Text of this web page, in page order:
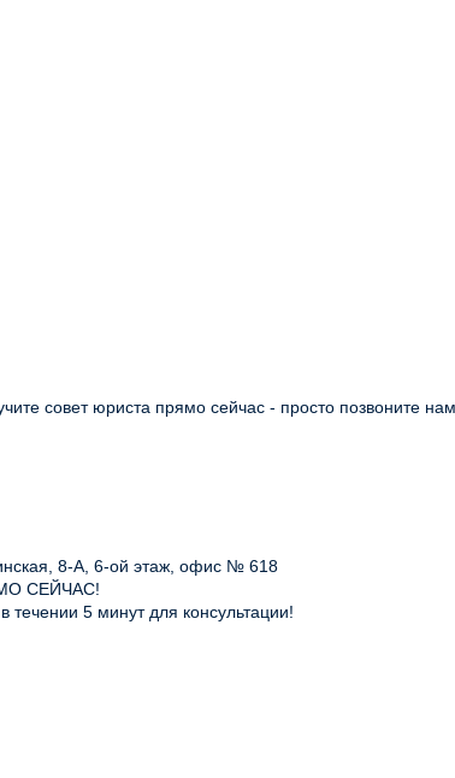
совет юриста прямо сейчас - просто позвоните
8-А, 6-ой этаж, офис № 618
СЕЙЧАС!
5 минут для консультации!